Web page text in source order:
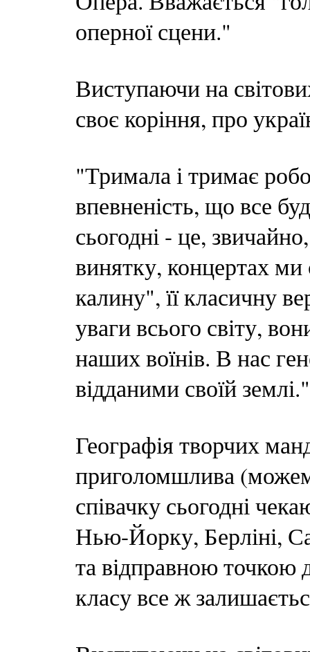
оперної сцени."
Виступаючи на
своє коріння, про
"Тримала і тримає
впевненість, що все
сьогодні - це,
винятку, концертах ми
калину", її класичну
уваги всього світу,
наших воїнів. В нас
відданими своїй
Географія творчих
приголомшлива
співачку сьогодні
Нью-Йорку, Берліні,
та відправною точкою
класу все ж